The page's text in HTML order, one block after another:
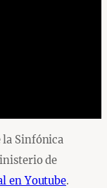
la Sinfónica
de
en Youtube.